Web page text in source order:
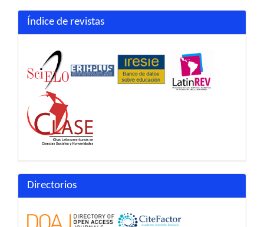
Índice de revistas
Directorios